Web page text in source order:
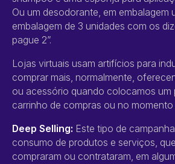
Ou um desodorante, em embalagem
embalagem de 3 unidades com os
pague 2”.
Lojas virtuais usam artifícios para
comprar mais, normalmente,
ou acessório quando colocamos um
carrinho de compras ou no
Deep Selling: Este tipo de
consumo de produtos e serviços,
compraram ou contrataram, em